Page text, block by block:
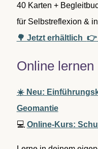
40 Karten +
für Selbstreflexion &
🌳 Jetzt erhältlich 👉
Online lernen
☀️ Neu:
Geomantie
💻 Online-Kurs: